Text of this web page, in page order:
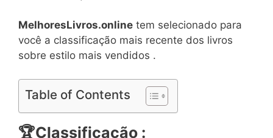
MelhoresLivros.online tem selecionado para
você a classificação mais recente dos livros
sobre estilo mais vendidos .
Table of Contents
🏆Classificação :